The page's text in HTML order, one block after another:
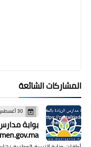
المشاركات الشائعة
30 أغسطس 2024
بوابة